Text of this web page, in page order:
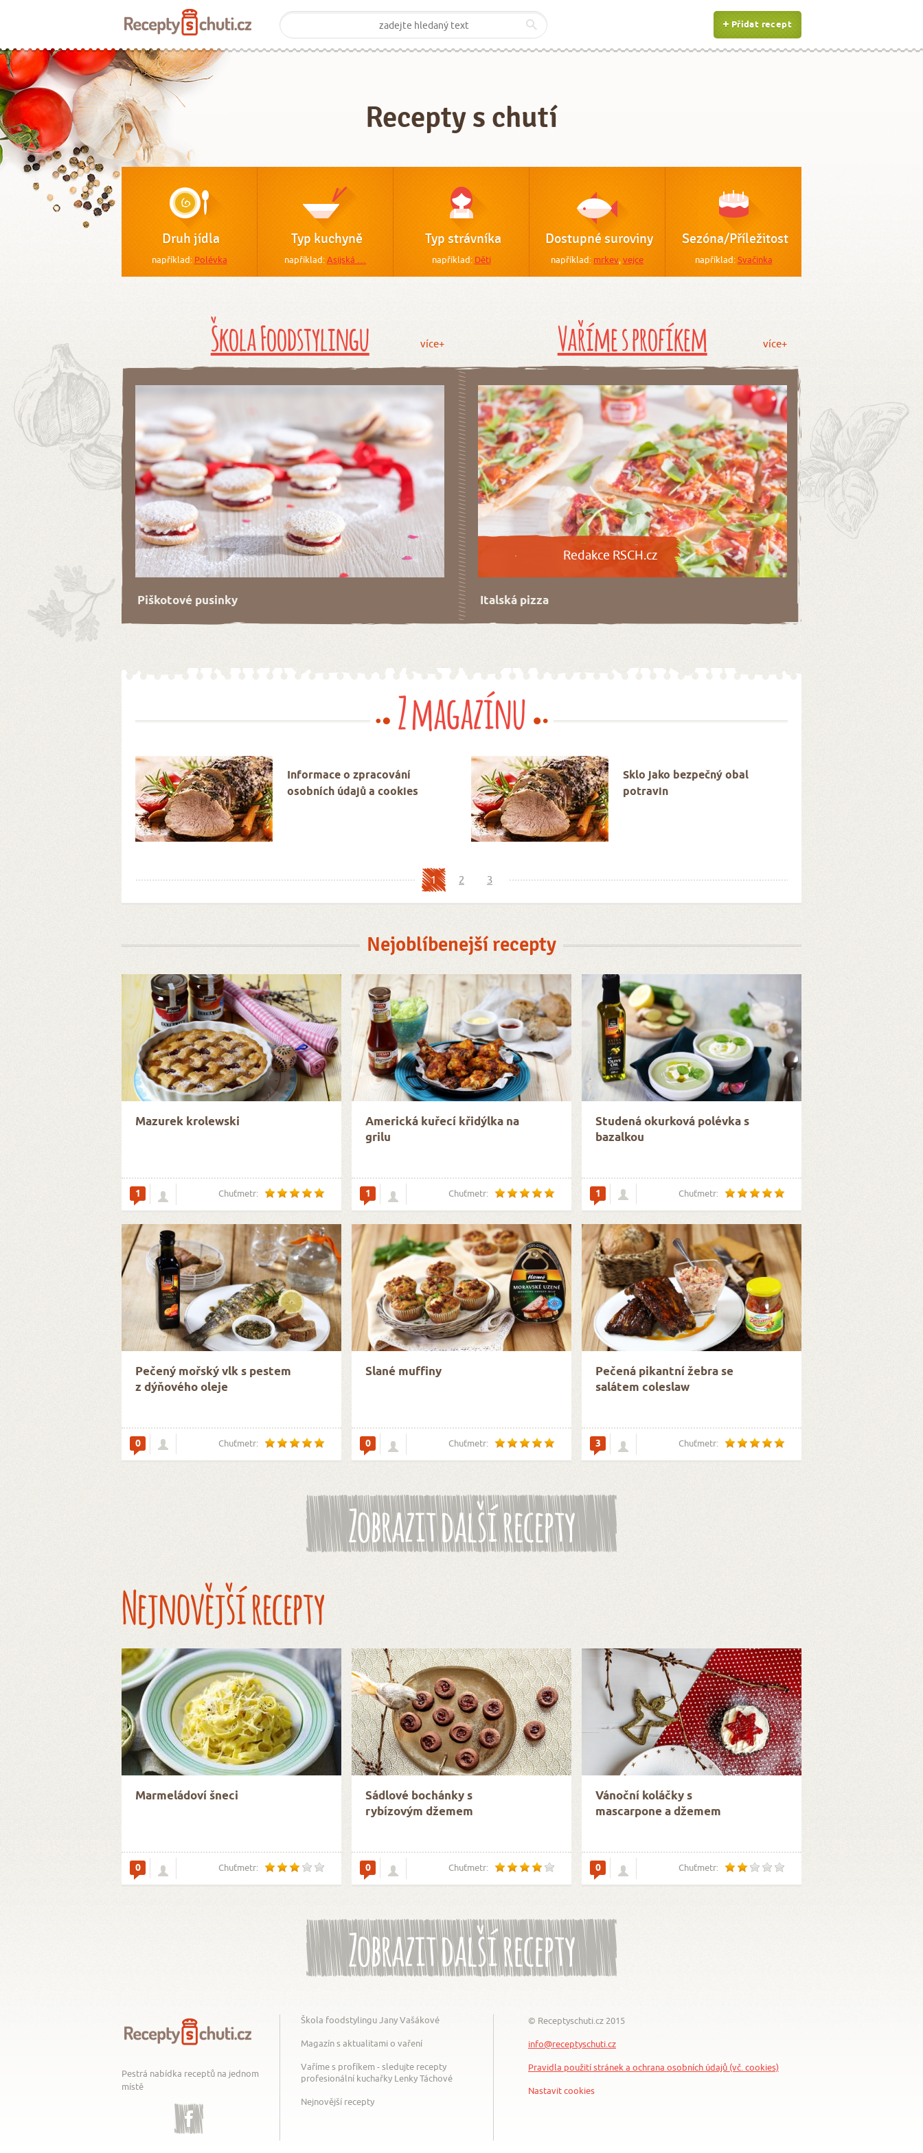
Přidat recept
Recepty s chutí
Druh jídla
například: Polévka
Typ kuchyně
například:Asijská …
Typ strávníka
například: Děti
Dostupné suroviny
například: mrkev,vejce
Sezóna/Příležitost
například:Svačinka
Škola Foodstylingu více+
Piškotové pusinky
Vaříme s profíkem více+
Redakce RSCH.cz
Italská pizza
Z magazínu
Informace o zpracování
osobních údajů a cookies
Sklo jako bezpečný obal
potravin
1 2 3
Nejoblíbenejší recepty
Mazurek krolewski
1 Chuťmetr:
Americká kuřecí křidýlka na
grilu
1 Chuťmetr:
Studená okurková polévka s
bazalkou
1 Chuťmetr:
Pečený mořský vlk s pestem
z dýňového oleje
0 Chuťmetr:
Slané muffiny
0 Chuťmetr:
Pečená pikantní žebra se
salátem coleslaw
3 Chuťmetr:
Zobrazit další recepty
Nejnovější recepty
Marmeládoví šneci
0 Chuťmetr:
Sádlové bochánky s
rybízovým džemem
0 Chuťmetr:
Vánoční koláčky s
mascarpone a džemem
0 Chuťmetr:
Zobrazit další recepty
Pestrá nabídka receptů na jednom
místě
Facebook
Škola foodstylingu Jany Vašákové
Magazín s aktualitami o vaření
Vaříme s profíkem - sledujte recepty
profesionální kuchařky Lenky Táchové
Nejnovější recepty
© Receptyschuti.cz 2015
info@receptyschuti.cz
Pravidla použití stránek a ochrana osobních údajů (vč. cookies)
Nastavit cookies